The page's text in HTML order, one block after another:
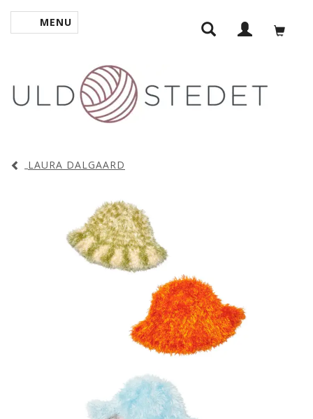
TOGGLE NAVIGATION
MENU
LAURA DALGAARD